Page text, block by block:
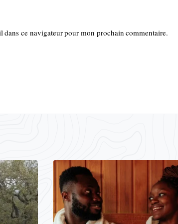
ce navigateur pour mon prochain commentaire.